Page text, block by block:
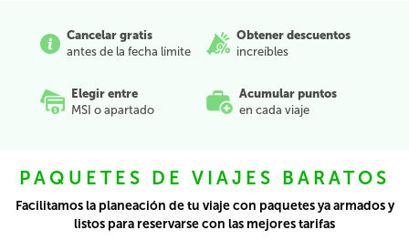
Cancelar gratis
antes de la fecha límite
Obtener descuentos
increíbles
Elegir entre
MSI o apartado
Acumular puntos
en cada viaje
PAQUETES DE VIAJES BARATOS
Facilitamos la planeación de tu viaje con paquetes ya armados y
listos para reservarse con las mejores tarifas